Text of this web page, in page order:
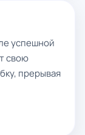
успешной
свою
прерывая